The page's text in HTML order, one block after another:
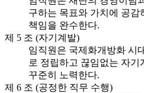
구하는 목표와 가치에 공
책임을 완수한다.
제 5 조 (자기계발)
임직원은 국제화개방화 시
로 정립하고 끊임없는 자
꾸준히 노력한다.
제 6 조 (공정한 직무 수행)